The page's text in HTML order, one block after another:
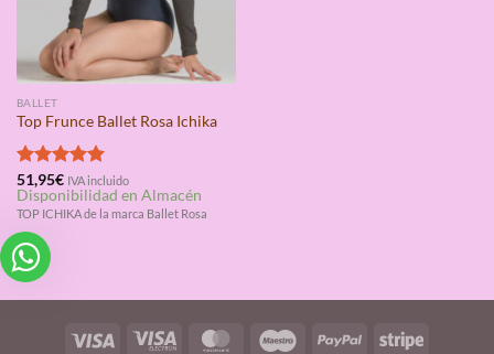
BALLET
Top Frunce Ballet Rosa Ichika
Valorado
con5.00
de 5
51,95€ IVA incluido
Disponibilidad en Almacén
TOP ICHIKA de la marca Ballet Rosa